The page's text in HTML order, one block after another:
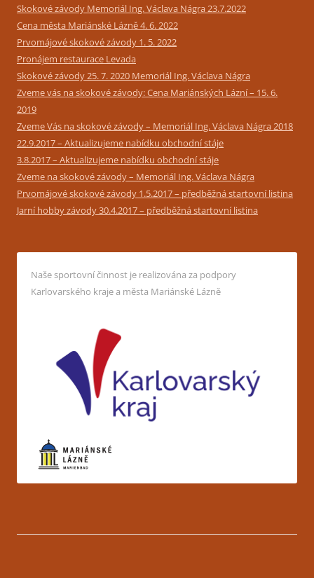
Skokové závody Memoriál Ing. Václava Nágra 23.7.2022
Cena města Mariánské Lázně 4. 6. 2022
Prvomájové skokové závody 1. 5. 2022
Pronájem restaurace Levada
Skokové závody 25. 7. 2020 Memoriál Ing. Václava Nágra
Zveme vás na skokové závody: Cena Mariánských Lázní – 15. 6.
2019
Zveme Vás na skokové závody – Memoriál Ing. Václava Nágra 2018
22.9.2017 – Aktualizujeme nabídku obchodní stáje
3.8.2017 – Aktualizujeme nabídku obchodní stáje
Zveme na skokové závody – Memoriál Ing. Václava Nágra
Prvomájové skokové závody 1.5.2017 – předběžná startovní listina
Jarní hobby závody 30.4.2017 – předběžná startovní listina
Naše sportovní činnost je realizována za podpory
Karlovarského kraje a města Mariánské Lázně